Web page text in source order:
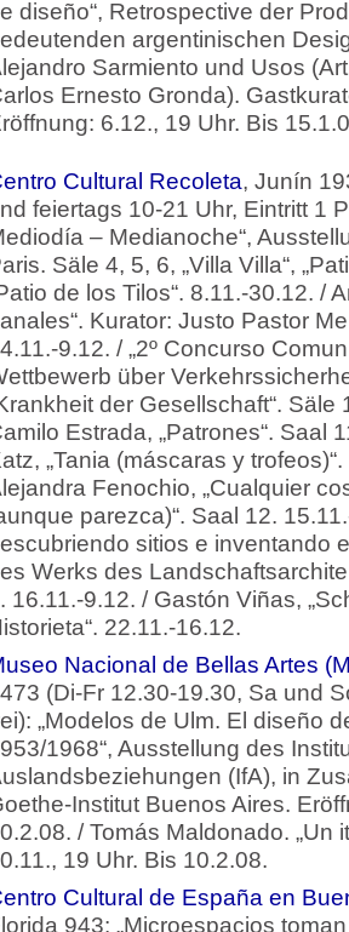
diseño“, Retrospective der
argentinischen
Sarmiento und Usos
Ernesto Gronda).
6.12., 19 Uhr. Bis
Cultural Recoleta, Junín
feiertags 10-21 Uhr, Eintritt 1
– Medianoche“,
Säle 4, 5, 6, „Villa Villa“,
de los Tilos“. 8.11.-30.12. /
Kurator: Justo Pastor
9.12. / „2º Concurso
über
der Gesellschaft“. Säle
Estrada, „Patrones“. Saal
„Tania (máscaras y
Fenochio, „Cualquier
parezca)“. Saal 12.
sitios e inventando
Werks des
16.11.-9.12. / Gastón Viñas,
22.11.-16.12.
Nacional de Bellas Artes
(Di-Fr 12.30-19.30, Sa und
„Modelos de Ulm. El diseño
1968“, Ausstellung des
(IfA), in
Institut Buenos Aires.
/ Tomás Maldonado. „Un
19 Uhr. Bis 10.2.08.
Cultural de España en
943: „Microespacios